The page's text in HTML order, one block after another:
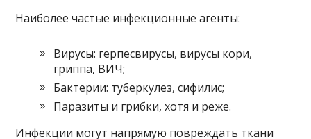
Наиболее частые инфекционные агенты:
Вирусы: герпесвирусы, вирусы кори,
гриппа, ВИЧ;
Бактерии: туберкулез, сифилис;
Паразиты и грибки, хотя и реже.
Инфекции могут напрямую повреждать ткани